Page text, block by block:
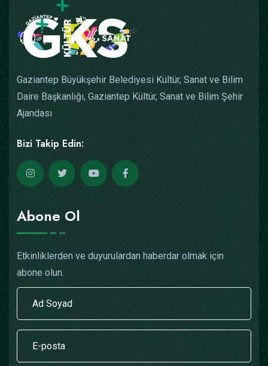
Gaziantep Büyükşehir Belediyesi Kültür, Sanat ve Bilim
Daire Başkanlığı, Gaziantep Kültür, Sanat ve Bilim Şehir
Ajandası
Bizi Takip Edin:
Abone Ol
Etkinliklerden ve duyurulardan haberdar olmak için
abone olun.